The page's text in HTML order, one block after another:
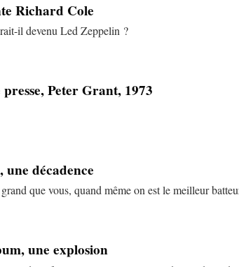
Richard Cole
il devenu Led Zeppelin ?
Peter Grant, 1973
décadence
que vous, quand même on est le meilleur
une explosion